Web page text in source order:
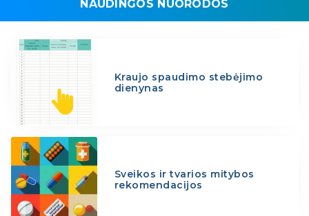
NAUDINGOS NUORODOS
Kraujo spaudimo stebėjimo
dienynas
Sveikos ir tvarios mitybos
rekomendacijos